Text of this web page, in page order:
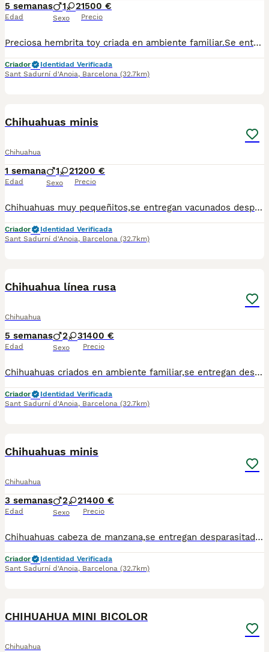
5 semanas
Edad
1 2
Sexo
1500 €
Precio
Preciosa hembrita toy criada en ambiente familiar.Se entrega vacunada desparasitada y con chip.Para más información llamar o escribir al 682908382
Criador
Identidad Verificada
Sant Sadurní d'Anoia, Barcelona (32.7km)
Chihuahuas minis
Chihuahua
1 semana
Edad
1 2
Sexo
1200 €
Precio
Chihuahuas muy pequeñitos,se entregan vacunados desparasitados y con el chip.Para más información escribir o llamar al 682908382
Criador
Identidad Verificada
Sant Sadurní d'Anoia, Barcelona (32.7km)
Chihuahua línea rusa
Chihuahua
5 semanas
Edad
2 3
Sexo
1400 €
Precio
Chihuahuas criados en ambiente familiar,se entregan desparasitados y vacunados.Para mas información escribir o llamar al 682908382
Criador
Identidad Verificada
Sant Sadurní d'Anoia, Barcelona (32.7km)
Chihuahuas minis
Chihuahua
3 semanas
Edad
2 2
Sexo
1400 €
Precio
Chihuahuas cabeza de manzana,se entregan desparasitados y vacunados para más información llamar o escribir al 682908382
Criador
Identidad Verificada
Sant Sadurní d'Anoia, Barcelona (32.7km)
CHIHUAHUA MINI BICOLOR
Chihuahua